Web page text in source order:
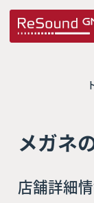
メガネ
店舗詳細